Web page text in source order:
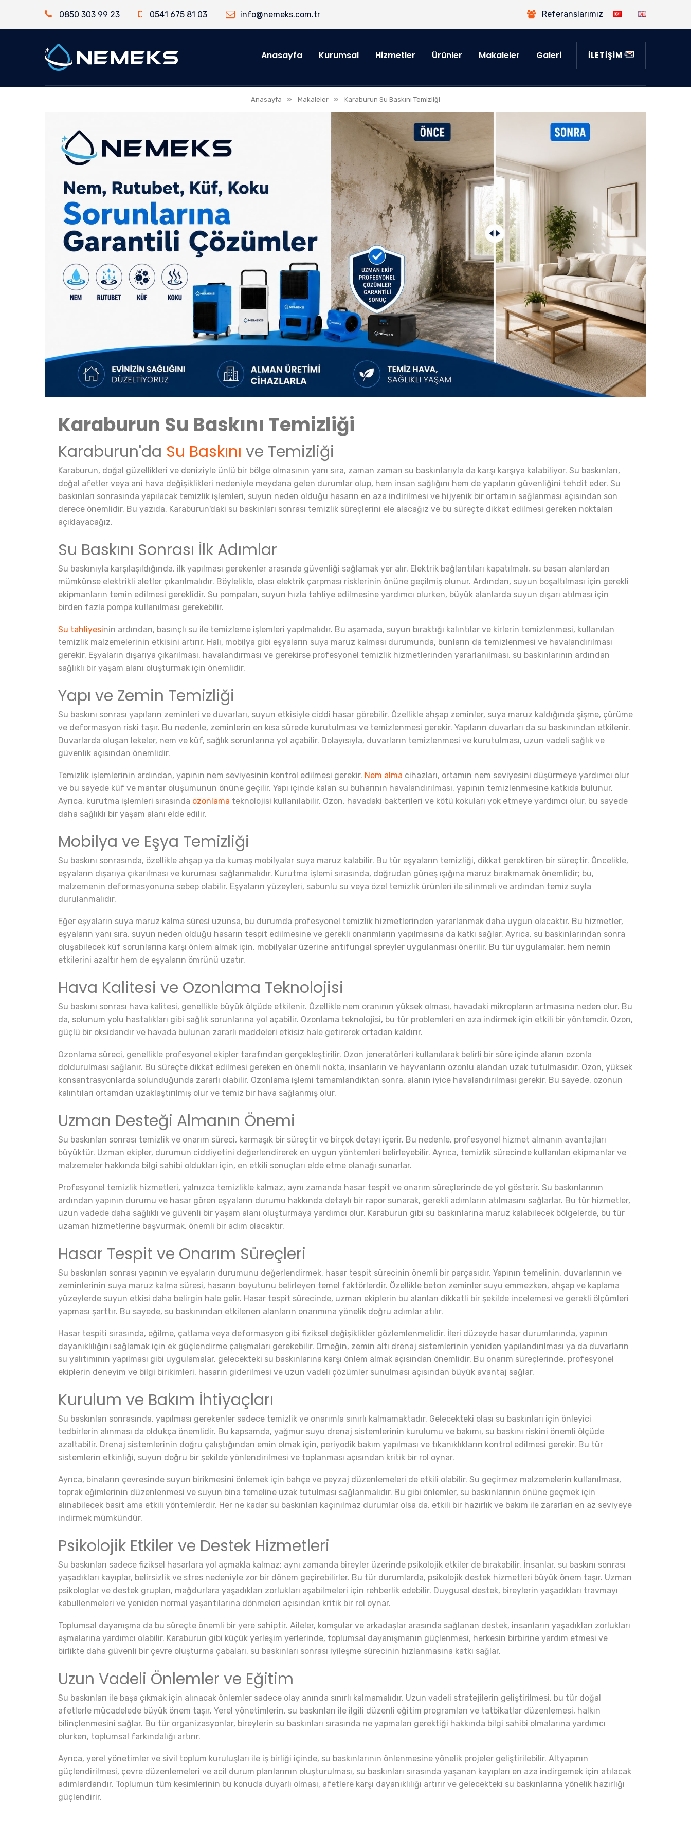
0850 303 99 23 0541 675 81 03 info@nemeks.com.tr Referanslarımız
Anasayfa Kurumsal Hizmetler Ürünler Makaleler Galeri İLETİŞİM
Anasayfa » Makaleler » Karaburun Su Baskını Temizliği
Karaburun Su Baskını Temizliği
Karaburun'da Su Baskını ve Temizliği
Karaburun, doğal güzellikleri ve deniziyle ünlü bir bölge olmasının yanı sıra, zaman zaman su baskınlarıyla da karşı karşıya kalabiliyor. Su baskınları,
doğal afetler veya ani hava değişiklikleri nedeniyle meydana gelen durumlar olup, hem insan sağlığını hem de yapıların güvenliğini tehdit eder. Su
baskınları sonrasında yapılacak temizlik işlemleri, suyun neden olduğu hasarın en aza indirilmesi ve hijyenik bir ortamın sağlanması açısından son
derece önemlidir. Bu yazıda, Karaburun'daki su baskınları sonrası temizlik süreçlerini ele alacağız ve bu süreçte dikkat edilmesi gereken noktaları
açıklayacağız.
Su Baskını Sonrası İlk Adımlar
Su baskınıyla karşılaşıldığında, ilk yapılması gerekenler arasında güvenliği sağlamak yer alır. Elektrik bağlantıları kapatılmalı, su basan alanlardan
mümkünse elektrikli aletler çıkarılmalıdır. Böylelikle, olası elektrik çarpması risklerinin önüne geçilmiş olunur. Ardından, suyun boşaltılması için gerekli
ekipmanların temin edilmesi gereklidir. Su pompaları, suyun hızla tahliye edilmesine yardımcı olurken, büyük alanlarda suyun dışarı atılması için
birden fazla pompa kullanılması gerekebilir.
Su tahliyesinin ardından, basınçlı su ile temizleme işlemleri yapılmalıdır. Bu aşamada, suyun bıraktığı kalıntılar ve kirlerin temizlenmesi, kullanılan
temizlik malzemelerinin etkisini artırır. Halı, mobilya gibi eşyaların suya maruz kalması durumunda, bunların da temizlenmesi ve havalandırılması
gerekir. Eşyaların dışarıya çıkarılması, havalandırması ve gerekirse profesyonel temizlik hizmetlerinden yararlanılması, su baskınlarının ardından
sağlıklı bir yaşam alanı oluşturmak için önemlidir.
Yapı ve Zemin Temizliği
Su baskını sonrası yapıların zeminleri ve duvarları, suyun etkisiyle ciddi hasar görebilir. Özellikle ahşap zeminler, suya maruz kaldığında şişme, çürüme
ve deformasyon riski taşır. Bu nedenle, zeminlerin en kısa sürede kurutulması ve temizlenmesi gerekir. Yapıların duvarları da su baskınından etkilenir.
Duvarlarda oluşan lekeler, nem ve küf, sağlık sorunlarına yol açabilir. Dolayısıyla, duvarların temizlenmesi ve kurutulması, uzun vadeli sağlık ve
güvenlik açısından önemlidir.
Temizlik işlemlerinin ardından, yapının nem seviyesinin kontrol edilmesi gerekir. Nem alma cihazları, ortamın nem seviyesini düşürmeye yardımcı olur
ve bu sayede küf ve mantar oluşumunun önüne geçilir. Yapı içinde kalan su buharının havalandırılması, yapının temizlenmesine katkıda bulunur.
Ayrıca, kurutma işlemleri sırasında ozonlama teknolojisi kullanılabilir. Ozon, havadaki bakterileri ve kötü kokuları yok etmeye yardımcı olur, bu sayede
daha sağlıklı bir yaşam alanı elde edilir.
Mobilya ve Eşya Temizliği
Su baskını sonrasında, özellikle ahşap ya da kumaş mobilyalar suya maruz kalabilir. Bu tür eşyaların temizliği, dikkat gerektiren bir süreçtir. Öncelikle,
eşyaların dışarıya çıkarılması ve kuruması sağlanmalıdır. Kurutma işlemi sırasında, doğrudan güneş ışığına maruz bırakmamak önemlidir; bu,
malzemenin deformasyonuna sebep olabilir. Eşyaların yüzeyleri, sabunlu su veya özel temizlik ürünleri ile silinmeli ve ardından temiz suyla
durulanmalıdır.
Eğer eşyaların suya maruz kalma süresi uzunsa, bu durumda profesyonel temizlik hizmetlerinden yararlanmak daha uygun olacaktır. Bu hizmetler,
eşyaların yanı sıra, suyun neden olduğu hasarın tespit edilmesine ve gerekli onarımların yapılmasına da katkı sağlar. Ayrıca, su baskınlarından sonra
oluşabilecek küf sorunlarına karşı önlem almak için, mobilyalar üzerine antifungal spreyler uygulanması önerilir. Bu tür uygulamalar, hem nemin
etkilerini azaltır hem de eşyaların ömrünü uzatır.
Hava Kalitesi ve Ozonlama Teknolojisi
Su baskını sonrası hava kalitesi, genellikle büyük ölçüde etkilenir. Özellikle nem oranının yüksek olması, havadaki mikropların artmasına neden olur. Bu
da, solunum yolu hastalıkları gibi sağlık sorunlarına yol açabilir. Ozonlama teknolojisi, bu tür problemleri en aza indirmek için etkili bir yöntemdir. Ozon,
güçlü bir oksidandır ve havada bulunan zararlı maddeleri etkisiz hale getirerek ortadan kaldırır.
Ozonlama süreci, genellikle profesyonel ekipler tarafından gerçekleştirilir. Ozon jeneratörleri kullanılarak belirli bir süre içinde alanın ozonla
doldurulması sağlanır. Bu süreçte dikkat edilmesi gereken en önemli nokta, insanların ve hayvanların ozonlu alandan uzak tutulmasıdır. Ozon, yüksek
konsantrasyonlarda solunduğunda zararlı olabilir. Ozonlama işlemi tamamlandıktan sonra, alanın iyice havalandırılması gerekir. Bu sayede, ozonun
kalıntıları ortamdan uzaklaştırılmış olur ve temiz bir hava sağlanmış olur.
Uzman Desteği Almanın Önemi
Su baskınları sonrası temizlik ve onarım süreci, karmaşık bir süreçtir ve birçok detayı içerir. Bu nedenle, profesyonel hizmet almanın avantajları
büyüktür. Uzman ekipler, durumun ciddiyetini değerlendirerek en uygun yöntemleri belirleyebilir. Ayrıca, temizlik sürecinde kullanılan ekipmanlar ve
malzemeler hakkında bilgi sahibi oldukları için, en etkili sonuçları elde etme olanağı sunarlar.
Profesyonel temizlik hizmetleri, yalnızca temizlikle kalmaz, aynı zamanda hasar tespit ve onarım süreçlerinde de yol gösterir. Su baskınlarının
ardından yapının durumu ve hasar gören eşyaların durumu hakkında detaylı bir rapor sunarak, gerekli adımların atılmasını sağlarlar. Bu tür hizmetler,
uzun vadede daha sağlıklı ve güvenli bir yaşam alanı oluşturmaya yardımcı olur. Karaburun gibi su baskınlarına maruz kalabilecek bölgelerde, bu tür
uzaman hizmetlerine başvurmak, önemli bir adım olacaktır.
Hasar Tespit ve Onarım Süreçleri
Su baskınları sonrası yapının ve eşyaların durumunu değerlendirmek, hasar tespit sürecinin önemli bir parçasıdır. Yapının temelinin, duvarlarının ve
zeminlerinin suya maruz kalma süresi, hasarın boyutunu belirleyen temel faktörlerdir. Özellikle beton zeminler suyu emmezken, ahşap ve kaplama
yüzeylerde suyun etkisi daha belirgin hale gelir. Hasar tespit sürecinde, uzman ekiplerin bu alanları dikkatli bir şekilde incelemesi ve gerekli ölçümleri
yapması şarttır. Bu sayede, su baskınından etkilenen alanların onarımına yönelik doğru adımlar atılır.
Hasar tespiti sırasında, eğilme, çatlama veya deformasyon gibi fiziksel değişiklikler gözlemlenmelidir. İleri düzeyde hasar durumlarında, yapının
dayanıklılığını sağlamak için ek güçlendirme çalışmaları gerekebilir. Örneğin, zemin altı drenaj sistemlerinin yeniden yapılandırılması ya da duvarların
su yalıtımının yapılması gibi uygulamalar, gelecekteki su baskınlarına karşı önlem almak açısından önemlidir. Bu onarım süreçlerinde, profesyonel
ekiplerin deneyim ve bilgi birikimleri, hasarın giderilmesi ve uzun vadeli çözümler sunulması açısından büyük avantaj sağlar.
Kurulum ve Bakım İhtiyaçları
Su baskınları sonrasında, yapılması gerekenler sadece temizlik ve onarımla sınırlı kalmamaktadır. Gelecekteki olası su baskınları için önleyici
tedbirlerin alınması da oldukça önemlidir. Bu kapsamda, yağmur suyu drenaj sistemlerinin kurulumu ve bakımı, su baskını riskini önemli ölçüde
azaltabilir. Drenaj sistemlerinin doğru çalıştığından emin olmak için, periyodik bakım yapılması ve tıkanıklıkların kontrol edilmesi gerekir. Bu tür
sistemlerin etkinliği, suyun doğru bir şekilde yönlendirilmesi ve toplanması açısından kritik bir rol oynar.
Ayrıca, binaların çevresinde suyun birikmesini önlemek için bahçe ve peyzaj düzenlemeleri de etkili olabilir. Su geçirmez malzemelerin kullanılması,
toprak eğimlerinin düzenlenmesi ve suyun bina temeline uzak tutulması sağlanmalıdır. Bu gibi önlemler, su baskınlarının önüne geçmek için
alınabilecek basit ama etkili yöntemlerdir. Her ne kadar su baskınları kaçınılmaz durumlar olsa da, etkili bir hazırlık ve bakım ile zararları en az seviyeye
indirmek mümkündür.
Psikolojik Etkiler ve Destek Hizmetleri
Su baskınları sadece fiziksel hasarlara yol açmakla kalmaz; aynı zamanda bireyler üzerinde psikolojik etkiler de bırakabilir. İnsanlar, su baskını sonrası
yaşadıkları kayıplar, belirsizlik ve stres nedeniyle zor bir dönem geçirebilirler. Bu tür durumlarda, psikolojik destek hizmetleri büyük önem taşır. Uzman
psikologlar ve destek grupları, mağdurlara yaşadıkları zorlukları aşabilmeleri için rehberlik edebilir. Duygusal destek, bireylerin yaşadıkları travmayı
kabullenmeleri ve yeniden normal yaşantılarına dönmeleri açısından kritik bir rol oynar.
Toplumsal dayanışma da bu süreçte önemli bir yere sahiptir. Aileler, komşular ve arkadaşlar arasında sağlanan destek, insanların yaşadıkları zorlukları
aşmalarına yardımcı olabilir. Karaburun gibi küçük yerleşim yerlerinde, toplumsal dayanışmanın güçlenmesi, herkesin birbirine yardım etmesi ve
birlikte daha güvenli bir çevre oluşturma çabaları, su baskınları sonrası iyileşme sürecinin hızlanmasına katkı sağlar.
Uzun Vadeli Önlemler ve Eğitim
Su baskınları ile başa çıkmak için alınacak önlemler sadece olay anında sınırlı kalmamalıdır. Uzun vadeli stratejilerin geliştirilmesi, bu tür doğal
afetlerle mücadelede büyük önem taşır. Yerel yönetimlerin, su baskınları ile ilgili düzenli eğitim programları ve tatbikatlar düzenlemesi, halkın
bilinçlenmesini sağlar. Bu tür organizasyonlar, bireylerin su baskınları sırasında ne yapmaları gerektiği hakkında bilgi sahibi olmalarına yardımcı
olurken, toplumsal farkındalığı artırır.
Ayrıca, yerel yönetimler ve sivil toplum kuruluşları ile iş birliği içinde, su baskınlarının önlenmesine yönelik projeler geliştirilebilir. Altyapının
güçlendirilmesi, çevre düzenlemeleri ve acil durum planlarının oluşturulması, su baskınları sırasında yaşanan kayıpları en aza indirgemek için atılacak
adımlardandır. Toplumun tüm kesimlerinin bu konuda duyarlı olması, afetlere karşı dayanıklılığı artırır ve gelecekteki su baskınlarına yönelik hazırlığı
güçlendirir.